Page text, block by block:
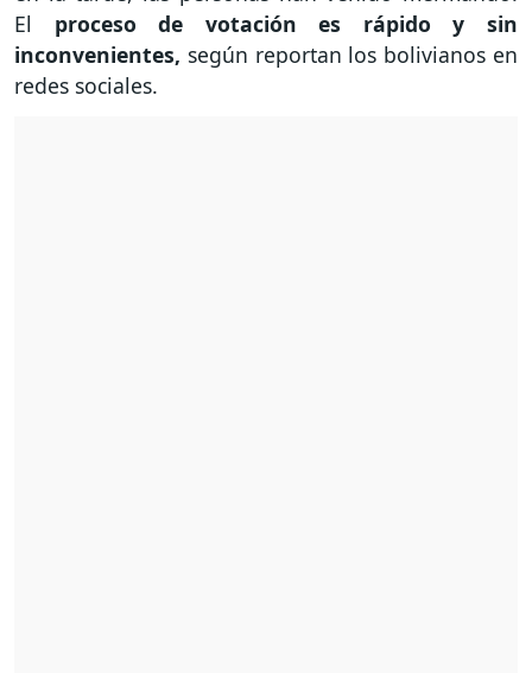
El proceso de votación es rápido y sin
inconvenientes, según reportan los bolivianos en
redes sociales.